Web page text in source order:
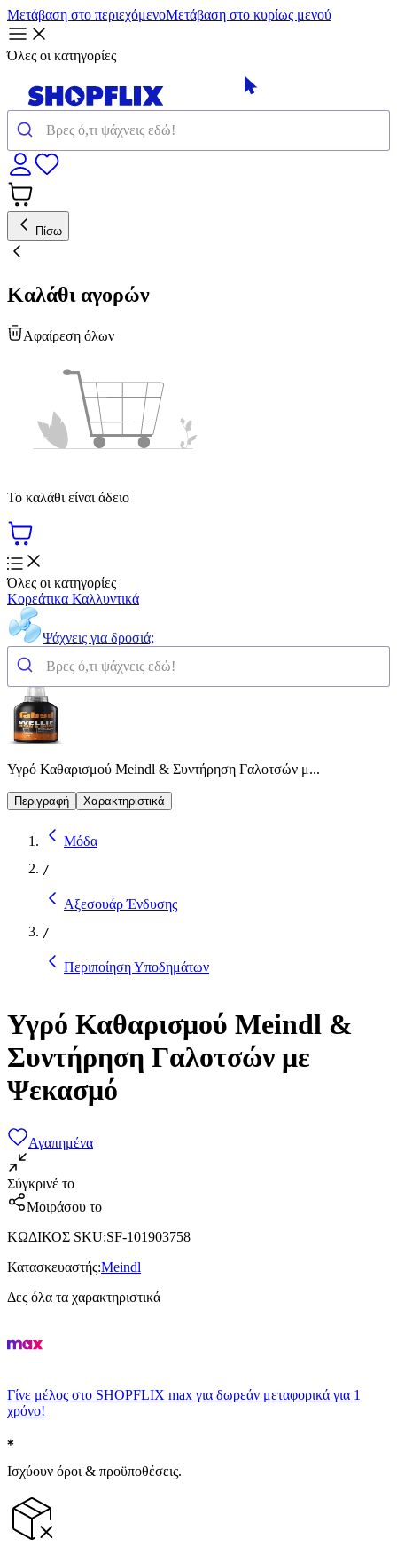
Μετάβαση στο περιεχόμενοΜετάβαση στο κυρίως μενού
Όλες οι κατηγορίες
Πίσω
Καλάθι αγορών
Αφαίρεση όλων
Το καλάθι είναι άδειο
Όλες οι κατηγορίες
Κορεάτικα Καλλυντικά
Ψάχνεις για δροσιά;
Υγρό Καθαρισμού Meindl & Συντήρηση Γαλοτσών μ...
Περιγραφή Χαρακτηριστικά
Μόδα
/
Αξεσουάρ Ένδυσης
/
Περιποίηση Υποδημάτων
Υγρό Καθαρισμού Meindl &
Συντήρηση Γαλοτσών με
Ψεκασμό
Αγαπημένα
Σύγκρινέ το
Μοιράσου το
ΚΩΔΙΚΟΣ SKU:SF-101903758
Κατασκευαστής:Meindl
Δες όλα τα χαρακτηριστικά
Γίνε μέλος στο SHOPFLIX max για δωρεάν μεταφορικά για 1
χρόνο!
Ισχύουν όροι & προϋποθέσεις.